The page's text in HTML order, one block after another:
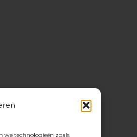
we technologieën zoals